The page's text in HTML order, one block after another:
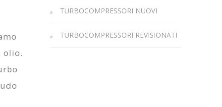
olio.
TURBOCOMPRESSORI NUOVI
TURBOCOMPRESSORI REVISIONATI